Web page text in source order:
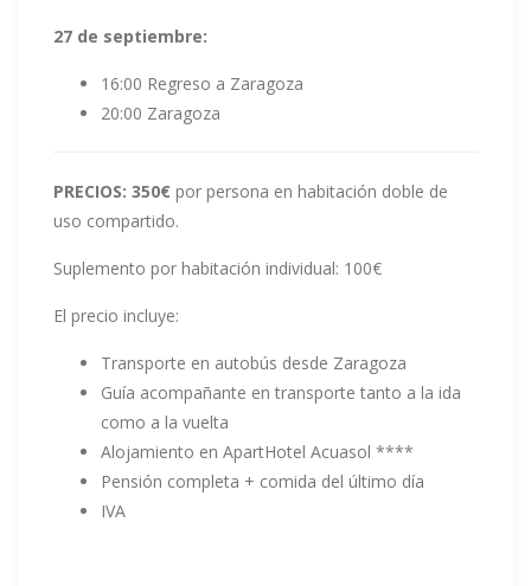
27 de septiembre:
16:00 Regreso a Zaragoza
20:00 Zaragoza
PRECIOS: 350€ por persona en habitación doble de
uso compartido.
Suplemento por habitación individual: 100€
El precio incluye:
Transporte en autobús desde Zaragoza
Guía acompañante en transporte tanto a la ida
como a la vuelta
Alojamiento en ApartHotel Acuasol ****
Pensión completa + comida del último día
IVA